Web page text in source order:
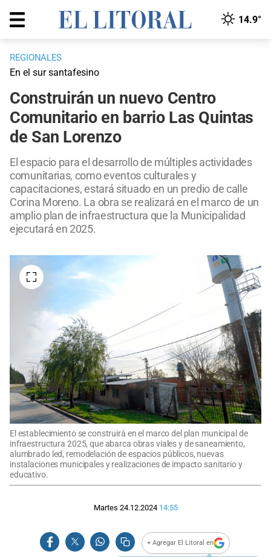
14.9°
REGIONALES
En el sur santafesino
Construirán un nuevo Centro
Comunitario en barrio Las Quintas
de San Lorenzo
El espacio para el desarrollo de múltiples actividades
comunitarias, como eventos culturales y
capacitaciones, estará situado en un predio de calle
Corina Moreno. La obra se realizará en el marco de un
amplio plan de infraestructura que la Municipalidad
ejecutará en 2025.
El establecimiento se construirá en el marco del plan municipal de
infraestructura 2025, que abarca obras viales y de saneamiento,
alumbrado led, remodelación de espacios públicos, nuevas
instalaciones municipales y realizaciones de impacto sanitario y
educativo.
Martes 24.12.2024 14:55
+ Agregar El Litoral en